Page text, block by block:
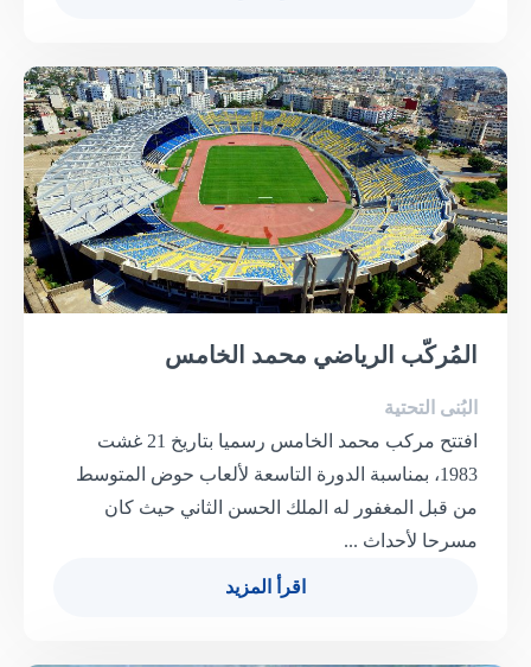
المُركّب الرياضي محمد الخامس
البُنى التحتية
افتتح مركب محمد الخامس رسميا بتاريخ 21 غشت
1983، بمناسبة الدورة التاسعة لألعاب حوض المتوسط
من قبل المغفور له الملك الحسن الثاني حيث كان
مسرحا لأحداث ...
اقرأ المزيد